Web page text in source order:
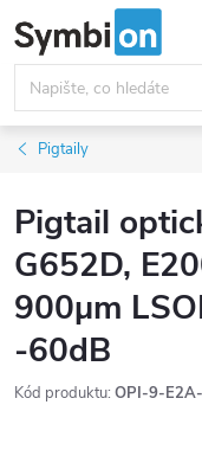
na
obsah
Pigtaily
Pigtail
G652D,
900µm
-60dB
Kód produktu: OPI-9-